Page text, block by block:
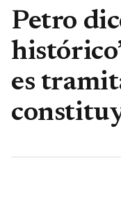
Petro
es